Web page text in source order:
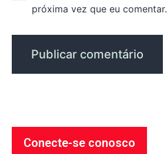
próxima vez que eu comentar.
Conecte-se conosco